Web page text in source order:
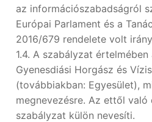
az információszabadságról
Európai Parlament és a
2016/679 rendelete volt
1.4. A szabályzat
Gyenesdiási Horgász és
(továbbiakban: Egyesület),
megnevezésre. Az ettől való
szabályzat külön nevesíti.